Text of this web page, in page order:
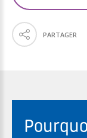
PARTAGER